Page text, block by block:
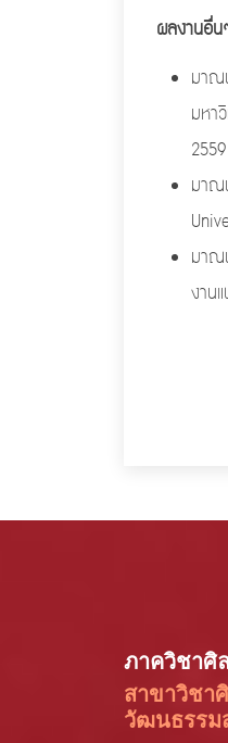
ผลงานอื่น
มาณ
มหา
2559
มาณ
มาณ
งาน
ภาควิชาศิ
สาขาวิชา
วัฒนธรรม